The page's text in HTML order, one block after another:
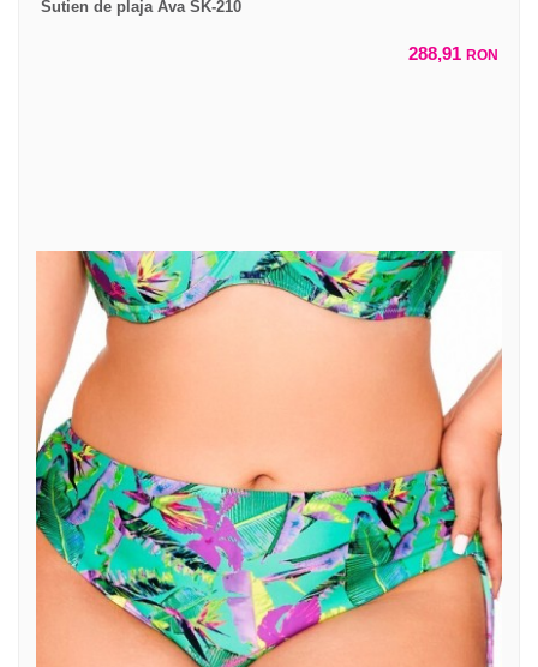
Sutien de plaja Ava SK-210
288,91 RON